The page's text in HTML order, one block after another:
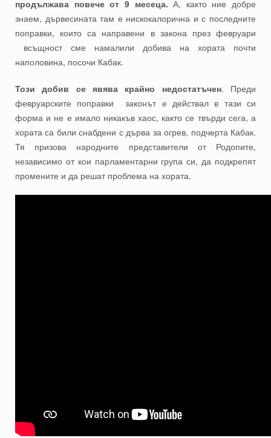
продължава повече от 9 месеца. А, както ние добре
знаем, дървесината там е нискокалорична и с последните
поправки, които са направени в закона през февруари
всъщност сме намалили добива на хората почти
наполовина, посочи Кабак.
Този добив се явява крайно недостатъчен. Преди
февруарските поправки законът е действал в тази си
форма и не е имало никакъв хаос, както се твърди сега, а
хората са били снабдени с дърва за огрев, подчерта Кабак.
Тя призова народните представители от Родопите,
независимо от кои парламентарни група си, да подкрепят
промените и да решат проблема на хората.